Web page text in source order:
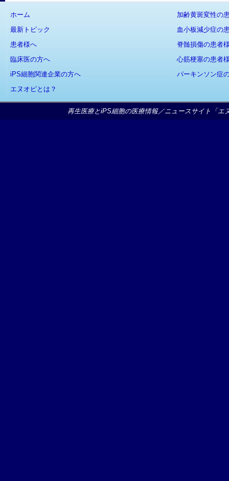
ホーム
最新トピック
患者様へ
臨床医の方へ
iPS細胞関連企業の方へ
エヌオピとは？
加齢黄斑変性の
血小板減少症の
脊髄損傷の患者
心筋梗塞の患者
パーキンソン症
再生医療とiPS細胞の医療情報／ニュースサイト「